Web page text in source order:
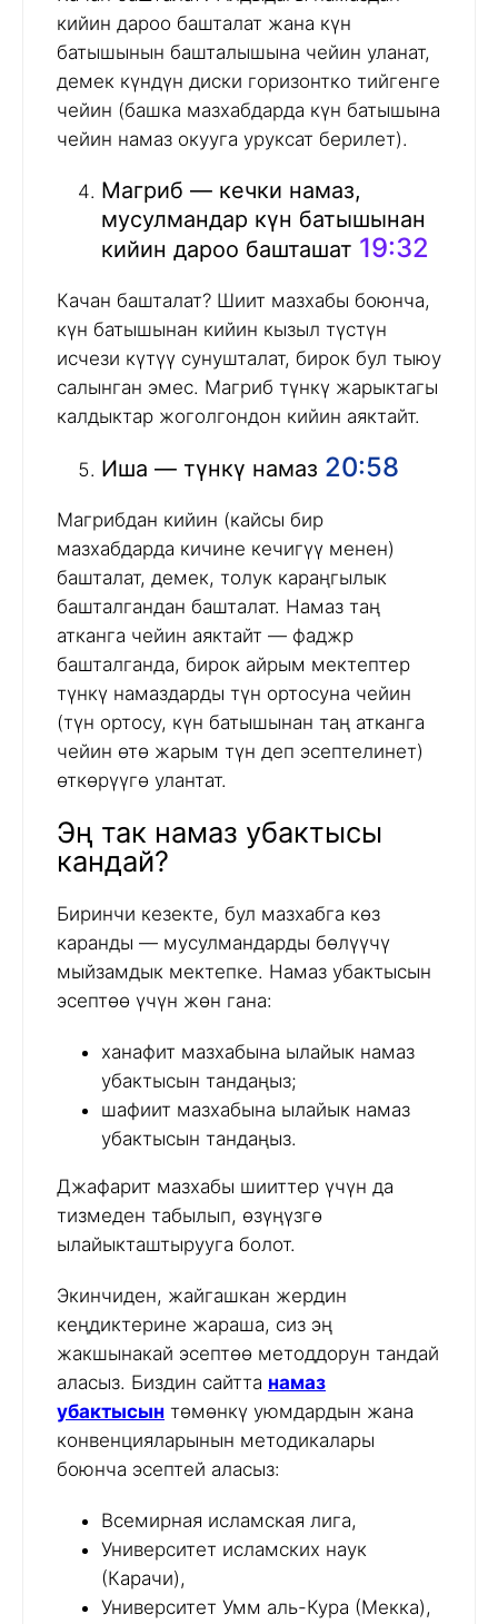
кийин дароо башталат жана күн
батышынын башталышына чейин уланат,
демек күндүн диски горизонтко тийгенге
чейин (башка мазхабдарда күн батышына
чейин намаз окууга уруксат берилет).
Магриб — кечки намаз,
мусулмандар күн батышынан
кийин дароо башташат 19:32
Качан башталат? Шиит мазхабы боюнча,
күн батышынан кийин кызыл түстүн
исчези күтүү сунушталат, бирок бул тыюу
салынган эмес. Магриб түнкү жарыктагы
калдыктар жоголгондон кийин аяктайт.
Иша — түнкү намаз 20:58
Магрибдан кийин (кайсы бир
мазхабдарда кичине кечигүү менен)
башталат, демек, толук караңгылык
башталгандан башталат. Намаз таң
атканга чейин аяктайт — фаджр
башталганда, бирок айрым мектептер
түнкү намаздарды түн ортосуна чейин
(түн ортосу, күн батышынан таң атканга
чейин өтө жарым түн деп эсептелинет)
өткөрүүгө улантат.
Эң так намаз убактысы
кандай?
Биринчи кезекте, бул мазхабга көз
каранды — мусулмандарды бөлүүчү
мыйзамдык мектепке. Намаз убактысын
эсептөө үчүн жөн гана:
ханафит мазхабына ылайык намаз
убактысын тандаңыз;
шафиит мазхабына ылайык намаз
убактысын тандаңыз.
Джафарит мазхабы шииттер үчүн да
тизмеден табылып, өзүңүзгө
ылайыкташтырууга болот.
Экинчиден, жайгашкан жердин
кеңдиктерине жараша, сиз эң
жакшынакай эсептөө методдорун тандай
аласыз. Биздин сайтта намаз
убактысын төмөнкү уюмдардын жана
конвенцияларынын методикалары
боюнча эсептей аласыз:
Всемирная исламская лига,
Университет исламских наук
(Карачи),
Университет Умм аль-Кура (Мекка),